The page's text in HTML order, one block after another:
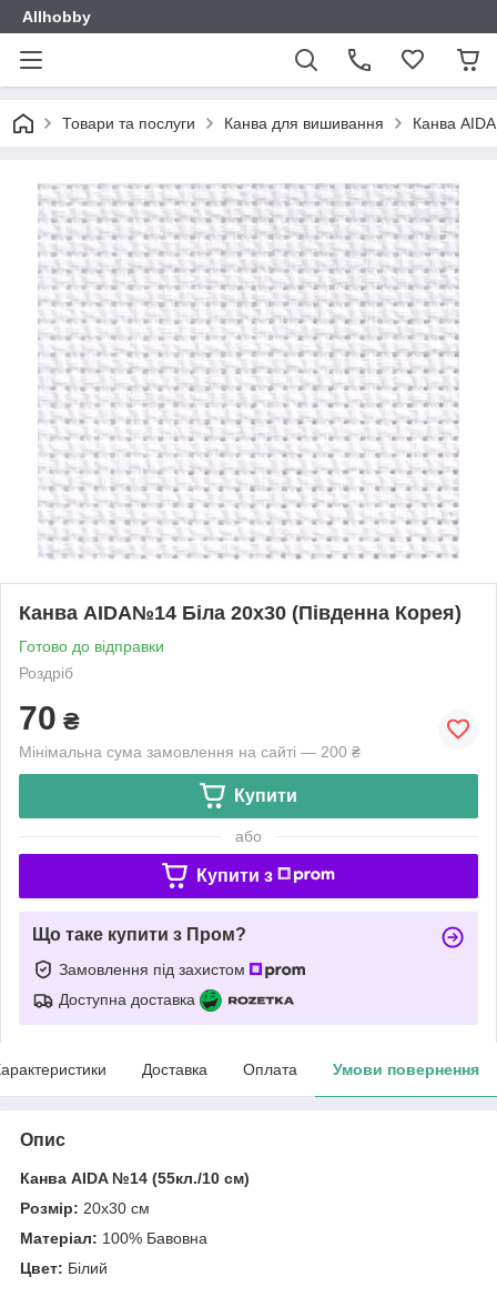
Allhobby
Товари та послуги Канва для вишивання Канва
Канва AIDA№14 Біла 20х30 (Південна Корея)
Готово до відправки
Роздріб
70 ₴
Мінімальна сума замовлення на сайті — 200 ₴
Купити
або
Купити з
Що таке купити з Пром?
Замовлення під захистом
Доступна доставка
Доставка Оплата Умови повернення
Опис
Канва AIDA №14 (55кл./10 см)
Розмір: 20х30 см
Матеріал: 100% Бавовна
Цвет: Білий